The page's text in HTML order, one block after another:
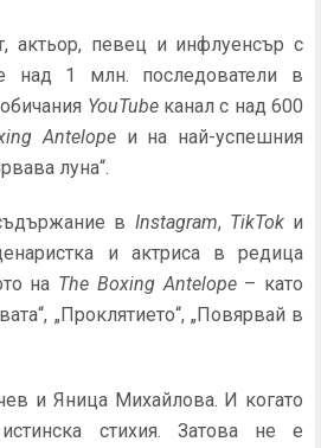
актьор, певец и инфлуенсър с
над 1 млн. последователи в
YouTube канал с над 600
Antelopeи на най-успешния
луна“.
в Instagram, TikTok и
и актриса в редица
на The Boxing Antelope– като
„Проклятието“, „Повярвай в
и Яница Михайлова. И когато
стихия. Затова не е